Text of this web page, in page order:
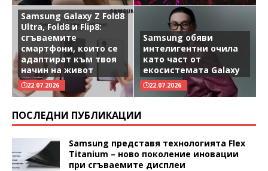
Samsung Galaxy Z Fold8
Ultra, Fold8 и Flip8:
сгъваемите
смартфони, които се
адаптират към твоя
начин на живот
22.07.2026
Samsung обяви
интелигентни очила
като част от
екосистемата Galaxy
22.07.2026
ПОСЛЕДНИ ПУБЛИКАЦИИ
Samsung представя технологията Flex
Titanium – ново поколение иновации
при сгъваемите дисплеи